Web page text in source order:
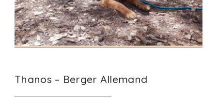
Thanos – Berger Allemand